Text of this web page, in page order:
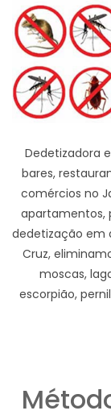
Dedetizadora
bares,
comércios no
apartamentos,
dedetização em
Cruz,
moscas,
escorpião,